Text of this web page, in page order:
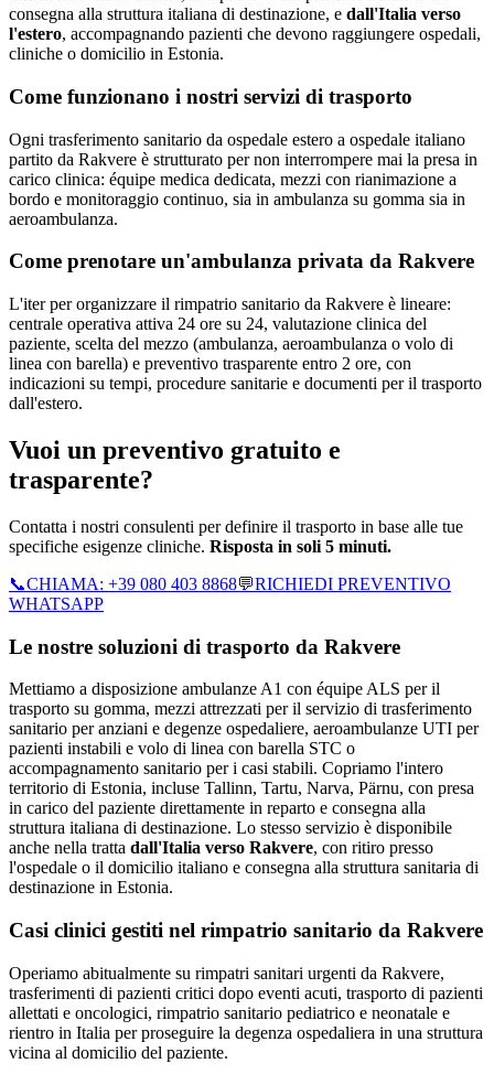
consegna alla struttura italiana di destinazione, e dall'Italia verso
l'estero, accompagnando pazienti che devono raggiungere ospedali,
cliniche o domicilio in Estonia.
Come funzionano i nostri servizi di trasporto
Ogni trasferimento sanitario da ospedale estero a ospedale italiano
partito da Rakvere è strutturato per non interrompere mai la presa in
carico clinica: équipe medica dedicata, mezzi con rianimazione a
bordo e monitoraggio continuo, sia in ambulanza su gomma sia in
aeroambulanza.
Come prenotare un'ambulanza privata da Rakvere
L'iter per organizzare il rimpatrio sanitario da Rakvere è lineare:
centrale operativa attiva 24 ore su 24, valutazione clinica del
paziente, scelta del mezzo (ambulanza, aeroambulanza o volo di
linea con barella) e preventivo trasparente entro 2 ore, con
indicazioni su tempi, procedure sanitarie e documenti per il trasporto
dall'estero.
Vuoi un preventivo gratuito e
trasparente?
Contatta i nostri consulenti per definire il trasporto in base alle tue
specifiche esigenze cliniche. Risposta in soli 5 minuti.
📞CHIAMA: +39 080 403 8868💬RICHIEDI PREVENTIVO
WHATSAPP
Le nostre soluzioni di trasporto da Rakvere
Mettiamo a disposizione ambulanze A1 con équipe ALS per il
trasporto su gomma, mezzi attrezzati per il servizio di trasferimento
sanitario per anziani e degenze ospedaliere, aeroambulanze UTI per
pazienti instabili e volo di linea con barella STC o
accompagnamento sanitario per i casi stabili. Copriamo l'intero
territorio di Estonia, incluse Tallinn, Tartu, Narva, Pärnu, con presa
in carico del paziente direttamente in reparto e consegna alla
struttura italiana di destinazione. Lo stesso servizio è disponibile
anche nella tratta dall'Italia verso Rakvere, con ritiro presso
l'ospedale o il domicilio italiano e consegna alla struttura sanitaria di
destinazione in Estonia.
Casi clinici gestiti nel rimpatrio sanitario da Rakvere
Operiamo abitualmente su rimpatri sanitari urgenti da Rakvere,
trasferimenti di pazienti critici dopo eventi acuti, trasporto di pazienti
allettati e oncologici, rimpatrio sanitario pediatrico e neonatale e
rientro in Italia per proseguire la degenza ospedaliera in una struttura
vicina al domicilio del paziente.